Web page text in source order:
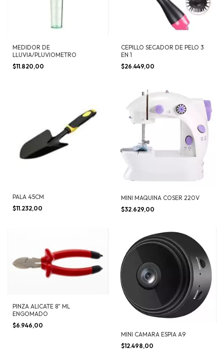
MEDIDOR DE
LLUVIA/PLUVIOMETRO
$11.820,00
CEPILLO SECADOR DE PELO 3
EN 1
$26.449,00
PALA 45CM
$11.232,00
MINI MAQUINA COSER 220V
$32.629,00
PINZA ALICATE 8" ML
ENGOMADO
$6.946,00
MINI CAMARA ESPIA A9
$12.498,00